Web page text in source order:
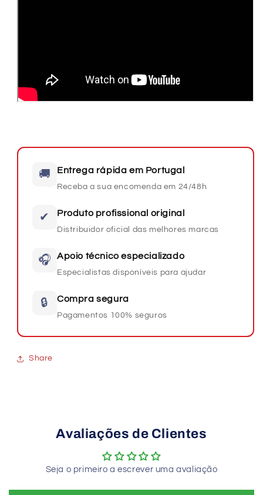
🚚 Entrega rápida em Portugal
Receba a sua encomenda em 24/48h
✔ Produto profissional original
Distribuidor oficial das melhores marcas
🎧 Apoio técnico especializado
Especialistas disponíveis para ajudar
🔒 Compra segura
Pagamentos 100% seguros
Share
Avaliações de Clientes
Seja o primeiro a escrever uma avaliação